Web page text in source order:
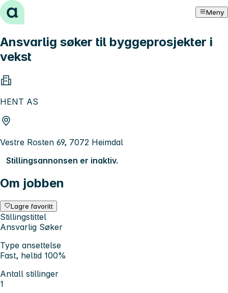
Hopp til innhold Meny
Ansvarlig søker til byggeprosjekter i
vekst
HENT AS
Vestre Rosten 69, 7072 Heimdal
Stillingsannonsen er inaktiv.
Om jobben
Lagre favoritt
Stillingstittel
Ansvarlig Søker
Type ansettelse
Fast, heltid 100%
Antall stillinger
1